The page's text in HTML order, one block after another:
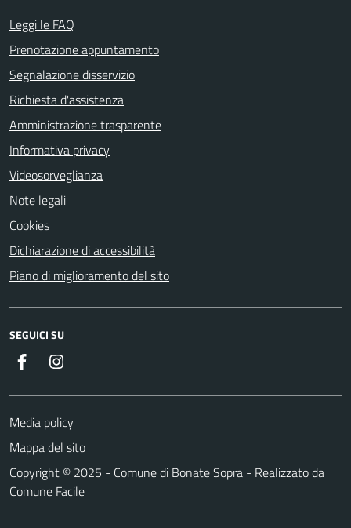
Leggi le FAQ
Prenotazione appuntamento
Segnalazione disservizio
Richiesta d'assistenza
Amministrazione trasparente
Informativa privacy
Videosorveglianza
Note legali
Cookies
Dichiarazione di accessibilità
Piano di miglioramento del sito
SEGUICI SU
Facebook
Media policy
Mappa del sito
Copyright © 2025 - Comune di Bonate Sopra - Realizzato da
Comune Facile